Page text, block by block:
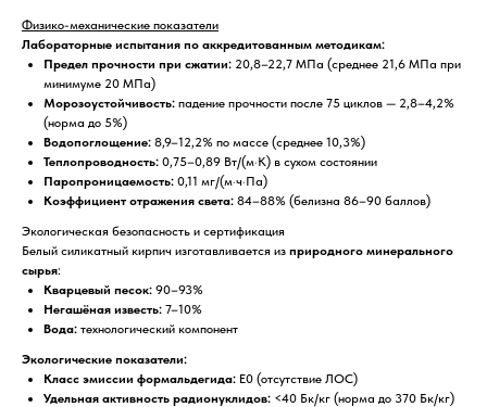
Физико-механические показатели
Лабораторные испытания по аккредитованным методикам:
Предел прочности при сжатии: 20,8–22,7 МПа (среднее 21,6 МПа при
минимуме 20 МПа)
Морозоустойчивость: падение прочности после 75 циклов — 2,8–4,2%
(норма до 5%)
Водопоглощение: 8,9–12,2% по массе (среднее 10,3%)
Теплопроводность: 0,75–0,89 Вт/(м·К) в сухом состоянии
Паропроницаемость: 0,11 мг/(м·ч·Па)
Коэффициент отражения света: 84–88% (белизна 86–90 баллов)
Экологическая безопасность и сертификация
Белый силикатный кирпич изготавливается из природного минерального
сырья:
Кварцевый песок: 90–93%
Негашёная известь: 7–10%
Вода: технологический компонент
Экологические показатели:
Класс эмиссии формальдегида: Е0 (отсутствие ЛОС)
Удельная активность радионуклидов: <40 Бк/кг (норма до 370 Бк/кг)